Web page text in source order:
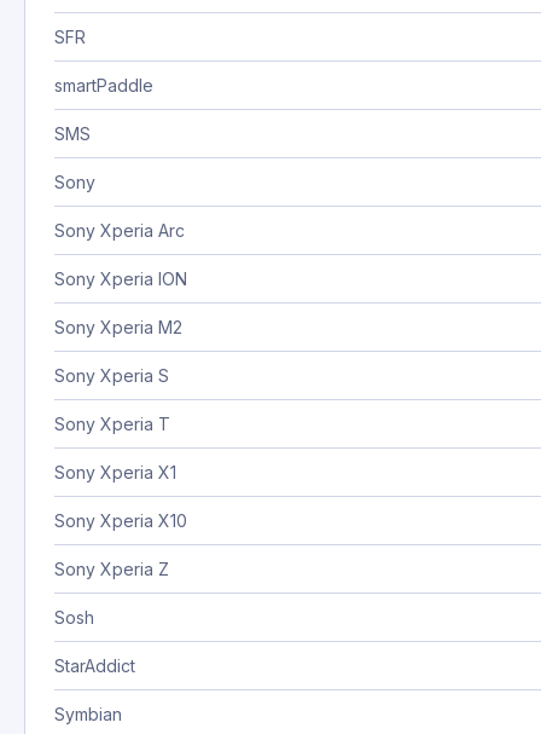
SFR
smartPaddle
SMS
Sony
Sony Xperia Arc
Sony Xperia ION
Sony Xperia M2
Sony Xperia S
Sony Xperia T
Sony Xperia X1
Sony Xperia X10
Sony Xperia Z
Sosh
StarAddict
Symbian